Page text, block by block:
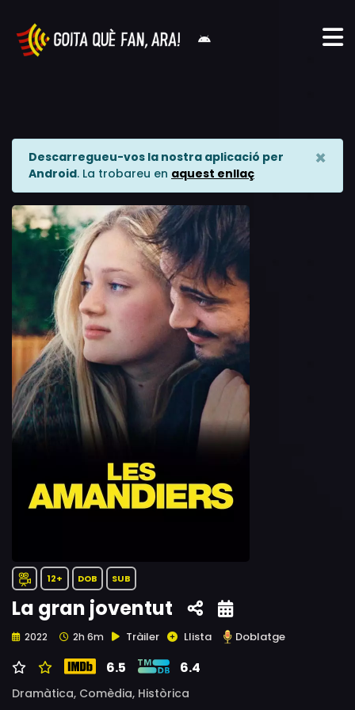
Descarregueu-vos la nostra aplicació per
Android. La trobareu en aquest enllaç
×
12+ DOB SUB
La gran joventut
2022 2h 6m Tràiler Llista Doblatge
6.5 6.4
Dramàtica, Comèdia, Històrica